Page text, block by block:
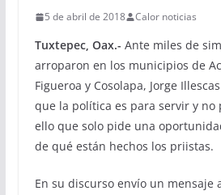
5 de abril de 2018 Calor noticias
Tuxtepec, Oax.- Ante miles de
arroparon en los municipios de
Figueroa y Cosolapa, Jorge
que la política es para servir y no
ello que solo pide una
de qué están hechos los priistas.
En su discurso envío un mensaje